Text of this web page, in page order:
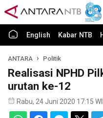
English Kabar NTB
ANTARA Politik
Realisasi NPHD
urutan ke-12
Rabu, 24 Juni 2020 17:15